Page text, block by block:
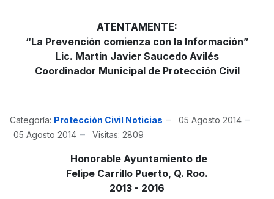
ATENTAMENTE:
“La Prevención comienza con la Información”
Lic. Martin Javier Saucedo Avilés
Coordinador Municipal de Protección Civil
Categoría: Protección Civil Noticias
05 Agosto 2014
05 Agosto 2014
Visitas: 2809
Honorable Ayuntamiento de
Felipe Carrillo Puerto, Q. Roo.
2013 - 2016